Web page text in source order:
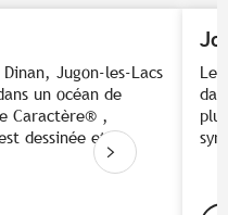
Jugon-les-Lacs
un océan de
Caractère® ,
dessinée et